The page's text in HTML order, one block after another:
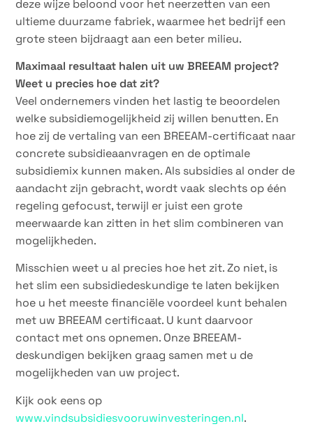
deze wijze beloond voor het neerzetten van een
ultieme duurzame fabriek, waarmee het bedrijf een
grote steen bijdraagt aan een beter milieu.
Maximaal resultaat halen uit uw BREEAM project?
Weet u precies hoe dat zit?
Veel ondernemers vinden het lastig te beoordelen
welke subsidiemogelijkheid zij willen benutten. En
hoe zij de vertaling van een BREEAM-certificaat naar
concrete subsidieaanvragen en de optimale
subsidiemix kunnen maken. Als subsidies al onder de
aandacht zijn gebracht, wordt vaak slechts op één
regeling gefocust, terwijl er juist een grote
meerwaarde kan zitten in het slim combineren van
mogelijkheden.
Misschien weet u al precies hoe het zit. Zo niet, is
het slim een subsidiedeskundige te laten bekijken
hoe u het meeste financiële voordeel kunt behalen
met uw BREEAM certificaat. U kunt daarvoor
contact met ons opnemen. Onze BREEAM-
deskundigen bekijken graag samen met u de
mogelijkheden van uw project.
Kijk ook eens op
www.vindsubsidiesvooruwinvesteringen.nl.